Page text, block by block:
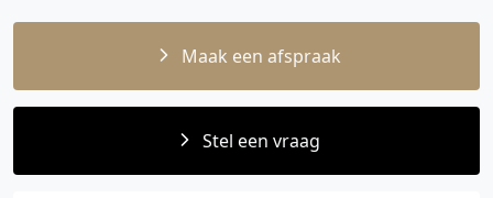
Maak een afspraak
Stel een vraag